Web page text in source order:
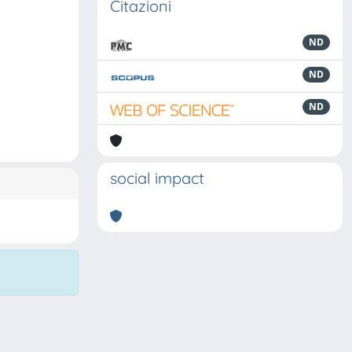
Citazioni
ND
ND
ND
social impact